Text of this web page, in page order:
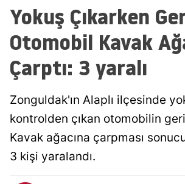
Yokuş Çıkarken
Otomobil Kavak
Çarptı: 3 yaralı
Zonguldak'ın Alaplı ilçesinde
kontrolden çıkan otomobilin
Kavak ağacına çarpması
3 kişi yaralandı.